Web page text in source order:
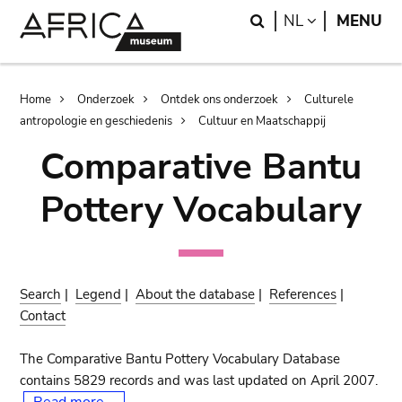
Search
NL LANGUAGE
MENU
Breadcrumb
Home Onderzoek Ontdek ons onderzoek
Culturele
antropologie en geschiedenis
Cultuur en Maatschappij
Comparative Bantu
Pottery Vocabulary
Search | Legend |About the database | References |
Contact
The Comparative Bantu Pottery Vocabulary Database
contains 5829 records and was last updated on April 2007.